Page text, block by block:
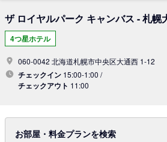
ザ ロイヤルパーク キャンバス - 札幌
4つ星ホテル
060-0042 北海道札幌市中央区大通西 1-12
チェックイン 15:00-1:00 /
チェックアウト 11:00
お部屋・料金プランを検索